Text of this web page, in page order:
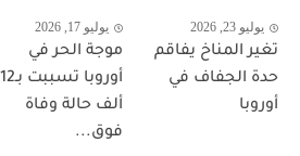
يوليو 23, 2026
تغير المناخ يفاقم
حدة الجفاف في
أوروبا
يوليو 17, 2026
موجة الحر في
أوروبا تسببت بـ12
ألف حالة وفاة
فوق...